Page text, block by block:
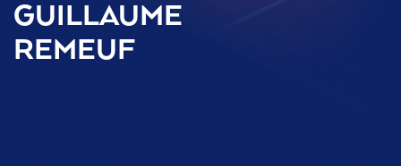
GUILLAUME
REMEUF